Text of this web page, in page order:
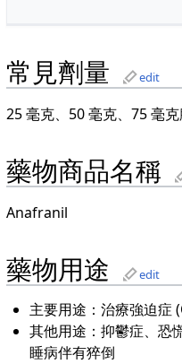
常見劑量 edit
25 毫克、50 毫克、75 毫
藥物商品名稱
Anafranil
藥物用途 edit
主要用途：治療強迫症
其他用途：抑鬱症、恐
睡病伴有猝倒